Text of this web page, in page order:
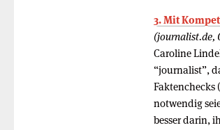
3. Mit
(journalist.de,
Caroline
“journalist”,
notwendig
besser darin,